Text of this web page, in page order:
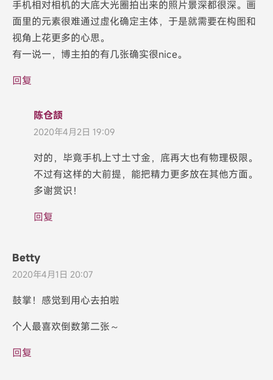
手机相对相机的大底大光圈拍出来的照片景深都很深。画
面里的元素很难通过虚化确定主体，于是就需要在构图和
视角上花更多的心思。
有一说一，博主拍的有几张确实很nice。
回复
陈仓颉
2020年4月2日 19:09
对的，毕竟手机上寸土寸金，底再大也有物理极限。
不过有这样的大前提，能把精力更多放在其他方面。
多谢赏识！
回复
Betty
2020年4月1日 20:07
鼓掌！感觉到用心去拍啦
个人最喜欢倒数第二张～
回复